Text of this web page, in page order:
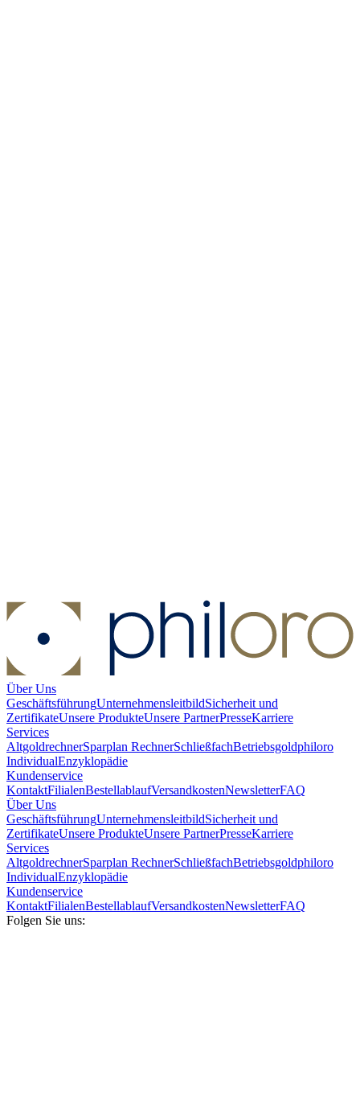
Über Uns
GeschäftsführungUnternehmensleitbildSicherheit und
ZertifikateUnsere ProdukteUnsere PartnerPresseKarriere
Services
AltgoldrechnerSparplan RechnerSchließfachBetriebsgoldphiloro
IndividualEnzyklopädie
Kundenservice
KontaktFilialenBestellablaufVersandkostenNewsletterFAQ
Über Uns
GeschäftsführungUnternehmensleitbildSicherheit und
ZertifikateUnsere ProdukteUnsere PartnerPresseKarriere
Services
AltgoldrechnerSparplan RechnerSchließfachBetriebsgoldphiloro
IndividualEnzyklopädie
Kundenservice
KontaktFilialenBestellablaufVersandkostenNewsletterFAQ
Folgen Sie uns: